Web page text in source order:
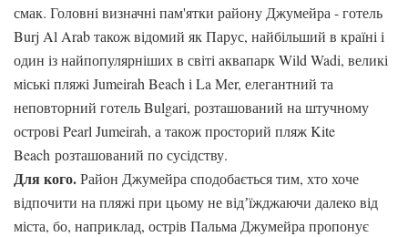
смак. Головні визначні пам'ятки району Джумейра - готель
Burj Al Arab також відомий як Парус, найбільший в країні і
один із найпопулярніших в світі аквапарк Wild Wadi, великі
міські пляжі Jumeirah Beach і La Mer, елегантний та
неповторний готель Bulgari, розташований на штучному
острові Pearl Jumeirah, а також просторий пляж Kite
Beach розташований по сусідству.
Для кого.Район Джумейра сподобається тим, хто хоче
відпочити на пляжі при цьому не відʼїжджаючи далеко від
міста, бо, наприклад, острів Пальма Джумейра пропонує